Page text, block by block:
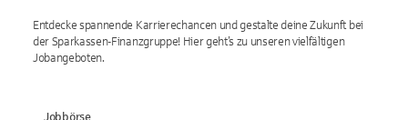
Entdecke spannende Karrierechancen und gestalte deine Zukunft bei
der Sparkassen-Finanzgruppe! Hier geht’s zu unseren vielfältigen
Jobangeboten.
Jobbörse